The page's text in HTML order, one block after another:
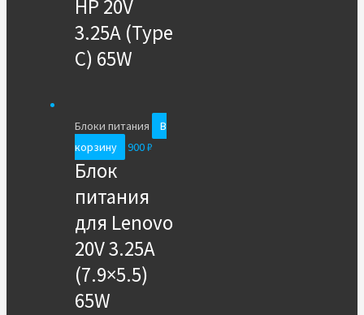
HP 20V
3.25A (Type
C) 65W
Блоки питания
В
корзину
900₽
Блок
питания
для Lenovo
20V 3.25A
(7.9×5.5)
65W